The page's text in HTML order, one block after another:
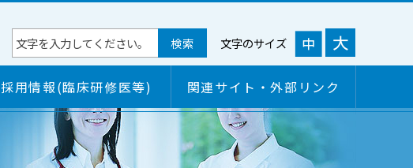
文字のサイズ
採用情報(臨床研修医等) 関連サイト・外部リンク